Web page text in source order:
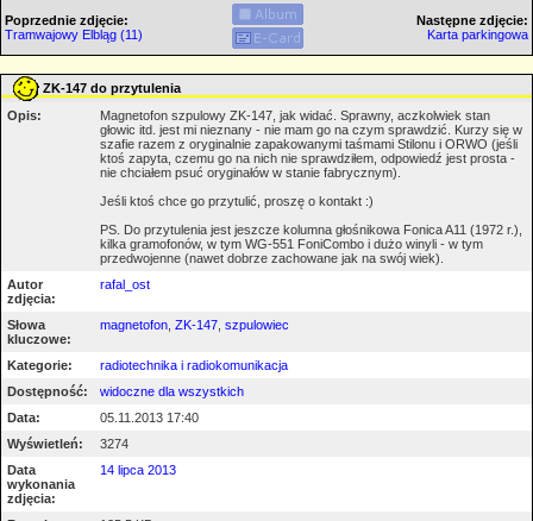
Poprzednie zdjęcie:
Tramwajowy Elbląg (11)
Następne zdjęcie:
Karta parkingowa
ZK-147 do przytulenia
Opis:
Magnetofon szpulowy ZK-147, jak widać. Sprawny, aczkolwiek stan
głowic itd. jest mi nieznany - nie mam go na czym sprawdzić. Kurzy się w
szafie razem z oryginalnie zapakowanymi taśmami Stilonu i ORWO (jeśli
ktoś zapyta, czemu go na nich nie sprawdziłem, odpowiedź jest prosta -
nie chciałem psuć oryginałów w stanie fabrycznym).
Jeśli ktoś chce go przytulić, proszę o kontakt :)
PS. Do przytulenia jest jeszcze kolumna głośnikowa Fonica A11 (1972 r.),
kilka gramofonów, w tym WG-551 FoniCombo i dużo winyli - w tym
przedwojenne (nawet dobrze zachowane jak na swój wiek).
Autor
zdjęcia:
rafal_ost
Słowa
kluczowe:
magnetofon ZK-147 szpulowiec
Kategorie:
radiotechnika i radiokomunikacja
Dostępność:
widoczne dla wszystkich
Data:
05.11.2013 17:40
Wyświetleń:
3274
Data
wykonania
zdjęcia:
14 lipca 2013